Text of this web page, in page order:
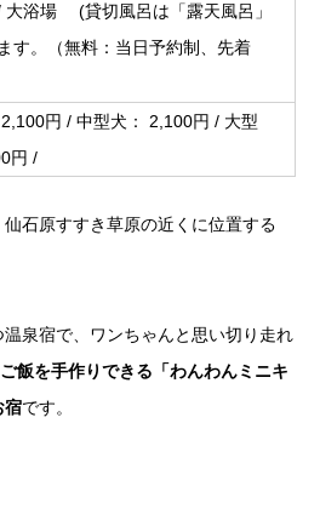
大浴場 (貸切風呂は「露天風呂」
す。（無料：当日予約制、先着
円 / 中型犬： 2,100円 / 大型
円 /
石原すすき草原の近くに位置する
泉宿で、ワンちゃんと思い切り走れ
飯を手作りできる「わんわんミニキ
宿です。